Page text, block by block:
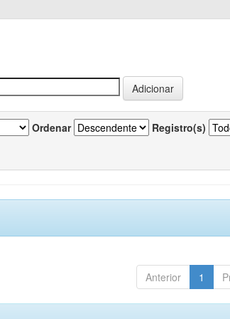
Ordenar Registro(s)
Anterior 1